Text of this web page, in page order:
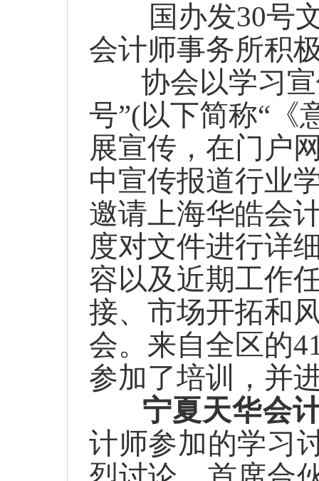
国办发30号
会计师事务所积
协会以学习
号”(以下简称“《
展宣传，在门户
中宣传报道行业
邀请上海华皓会
度对文件进行详
容以及近期工作
接、市场开拓和
会。来自全区的
参加了培训，并
宁夏天华会
计师参加的学习